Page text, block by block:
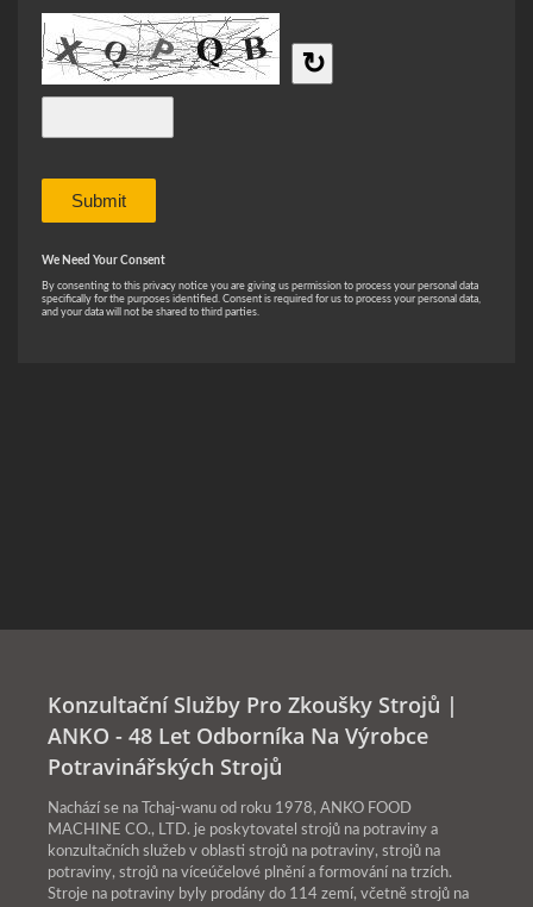
Konzultační Služby Pro Zkoušky Strojů |
ANKO - 48 Let Odborníka Na Výrobce
Potravinářských Strojů
Nachází se na Tchaj-wanu od roku 1978, ANKO FOOD
MACHINE CO., LTD. je poskytovatel strojů na potraviny a
konzultačních služeb v oblasti strojů na potraviny, strojů na
potraviny, strojů na víceúčelové plnění a formování na trzích.
Stroje na potraviny byly prodány do 114 zemí, včetně strojů na